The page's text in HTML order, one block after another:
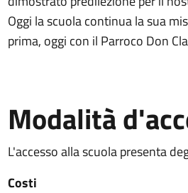
Oggi la scuola continua la sua
prima, oggi con il Parroco Don
Modalità
L'accesso alla scuola presenta
Costi